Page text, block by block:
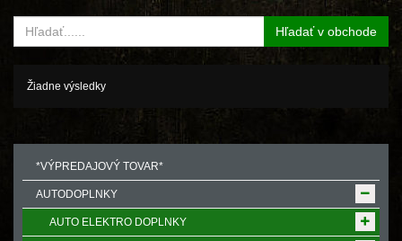
Hľadať v obchode
Žiadne výsledky
*VÝPREDAJOVÝ TOVAR*
AUTODOPLNKY
AUTO ELEKTRO DOPLNKY